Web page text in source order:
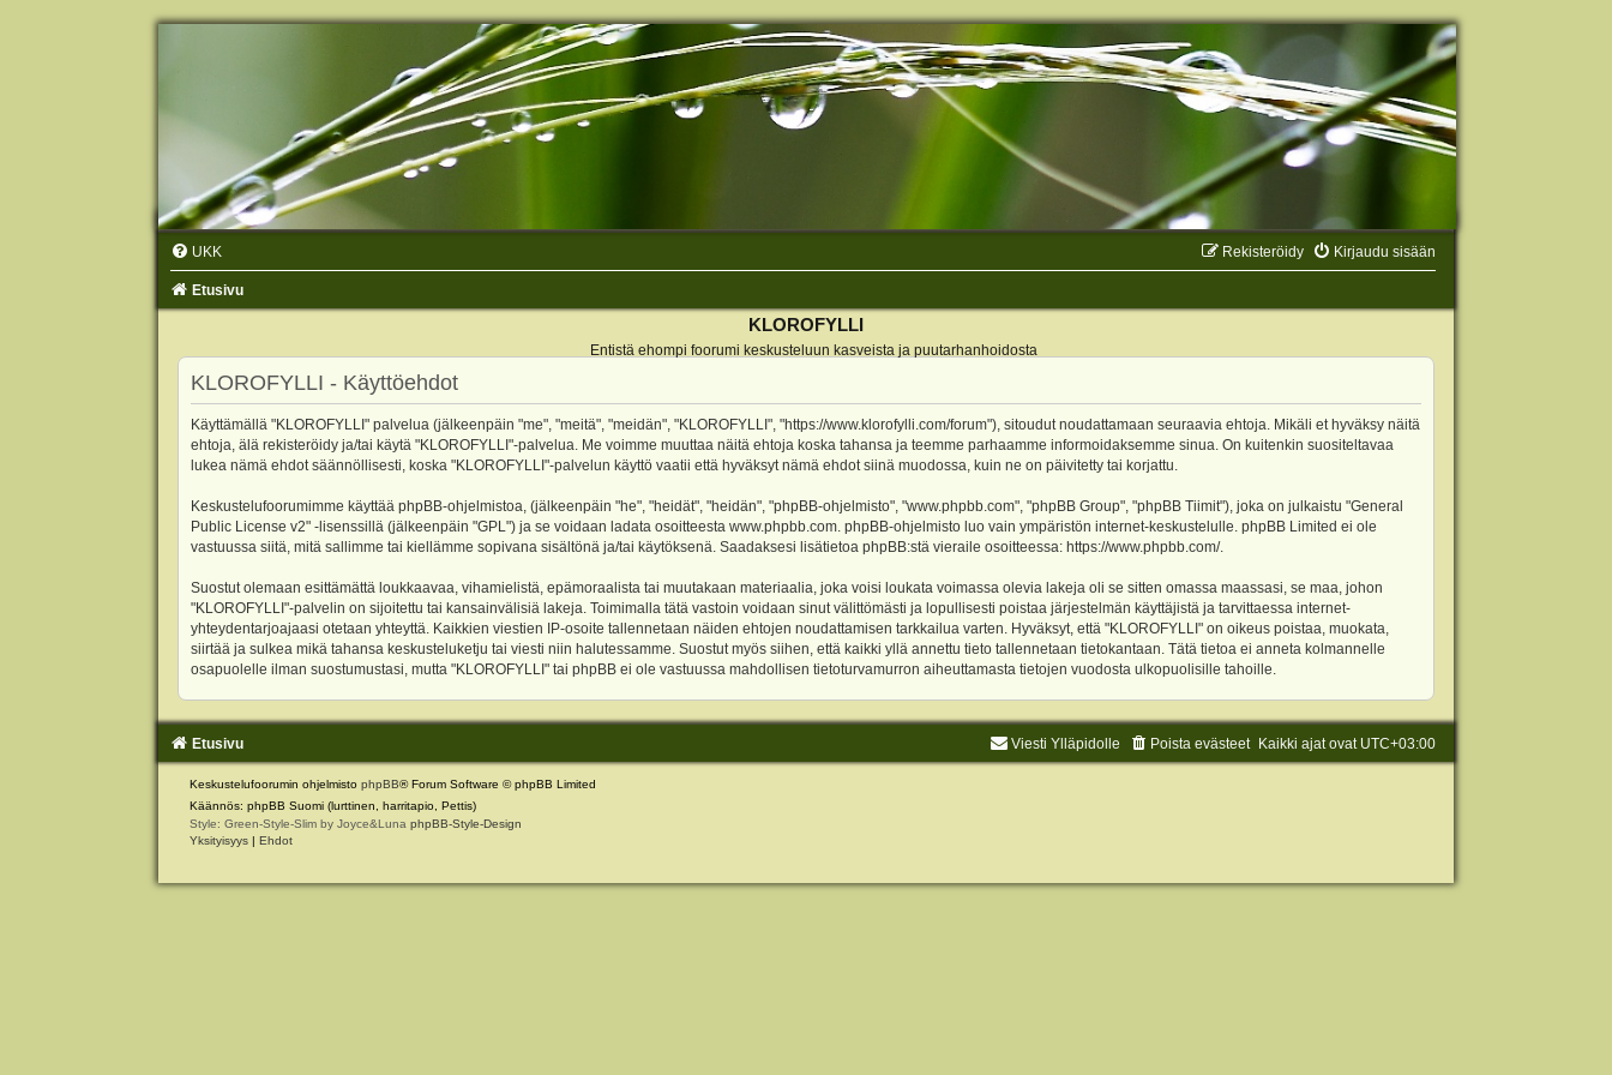
UKK Kirjaudu sisään
Rekisteröidy
Etusivu
KLOROFYLLI
Entistä ehompi foorumi keskusteluun kasveista ja puutarhanhoidosta
KLOROFYLLI - Käyttöehdot
Käyttämällä "KLOROFYLLI" palvelua (jälkeenpäin "me", "meitä", "meidän", "KLOROFYLLI", "https://www.klorofylli.com/forum"), sitoudut noudattamaan seuraavia ehtoja. Mikäli et hyväksy näitä
ehtoja, älä rekisteröidy ja/tai käytä "KLOROFYLLI"-palvelua. Me voimme muuttaa näitä ehtoja koska tahansa ja teemme parhaamme informoidaksemme sinua. On kuitenkin suositeltavaa
lukea nämä ehdot säännöllisesti, koska "KLOROFYLLI"-palvelun käyttö vaatii että hyväksyt nämä ehdot siinä muodossa, kuin ne on päivitetty tai korjattu.
Keskustelufoorumimme käyttää phpBB-ohjelmistoa, (jälkeenpäin "he", "heidät", "heidän", "phpBB-ohjelmisto", "www.phpbb.com", "phpBB Group", "phpBB Tiimit"), joka on julkaistu "General
Public License v2" -lisenssillä (jälkeenpäin "GPL") ja se voidaan ladata osoitteesta www.phpbb.com. phpBB-ohjelmisto luo vain ympäristön internet-keskustelulle. phpBB Limited ei ole
vastuussa siitä, mitä sallimme tai kiellämme sopivana sisältönä ja/tai käytöksenä. Saadaksesi lisätietoa phpBB:stä vieraile osoitteessa: https://www.phpbb.com/.
Suostut olemaan esittämättä loukkaavaa, vihamielistä, epämoraalista tai muutakaan materiaalia, joka voisi loukata voimassa olevia lakeja oli se sitten omassa maassasi, se maa, johon
"KLOROFYLLI"-palvelin on sijoitettu tai kansainvälisiä lakeja. Toimimalla tätä vastoin voidaan sinut välittömästi ja lopullisesti poistaa järjestelmän käyttäjistä ja tarvittaessa internet-
yhteydentarjoajaasi otetaan yhteyttä. Kaikkien viestien IP-osoite tallennetaan näiden ehtojen noudattamisen tarkkailua varten. Hyväksyt, että "KLOROFYLLI" on oikeus poistaa, muokata,
siirtää ja sulkea mikä tahansa keskusteluketju tai viesti niin halutessamme. Suostut myös siihen, että kaikki yllä annettu tieto tallennetaan tietokantaan. Tätä tietoa ei anneta kolmannelle
osapuolelle ilman suostumustasi, mutta "KLOROFYLLI" tai phpBB ei ole vastuussa mahdollisen tietoturvamurron aiheuttamasta tietojen vuodosta ulkopuolisille tahoille.
Etusivu Kaikki ajat ovat UTC+03:00
Poista evästeet
Viesti Ylläpidolle
Keskustelufoorumin ohjelmisto phpBB® Forum Software © phpBB Limited
Käännös: phpBB Suomi (lurttinen, harritapio, Pettis)
Style: Green-Style-Slim by Joyce&Luna phpBB-Style-Design
Yksityisyys | Ehdot